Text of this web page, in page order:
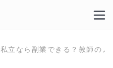
私立なら副業できる？教師の